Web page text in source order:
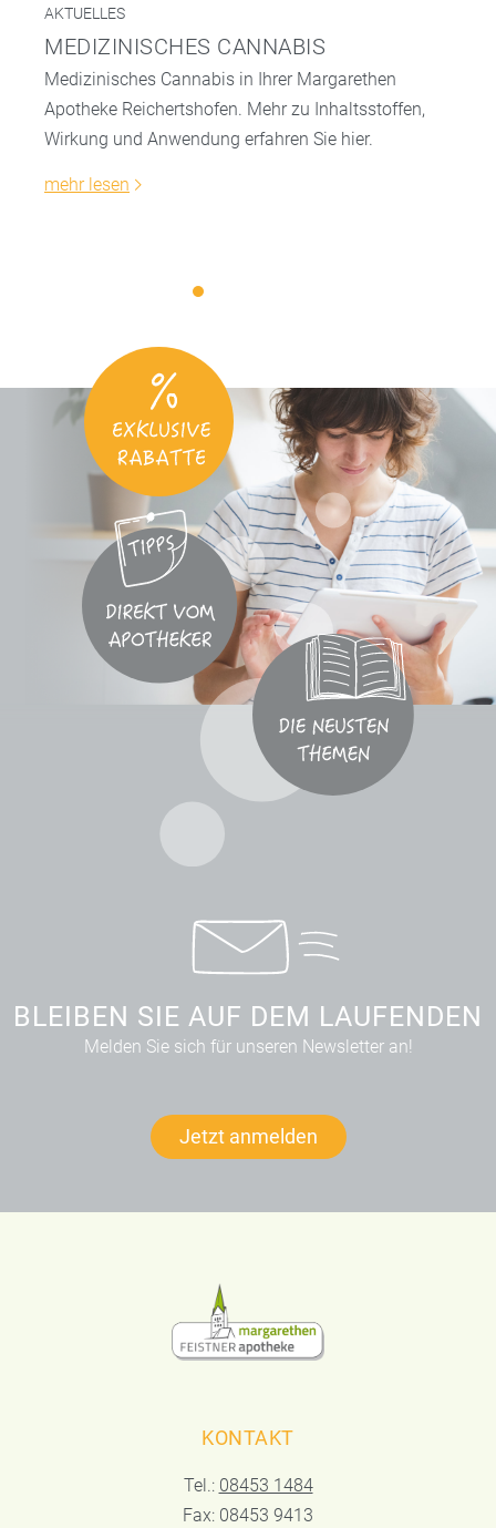
AKTUELLES
MEDIZINISCHES CANNABIS
Medizinisches Cannabis in Ihrer Margarethen
Apotheke Reichertshofen. Mehr zu Inhaltsstoffen,
Wirkung und Anwendung erfahren Sie hier.
mehr lesen
BLEIBEN SIE AUF DEM LAUFENDEN
Melden Sie sich für unseren Newsletter an!
Jetzt anmelden
KONTAKT
Tel.: 08453 1484
Fax: 08453 9413